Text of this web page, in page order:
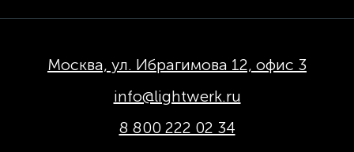
Москва, ул. Ибрагимова 12, офис 3
info@lightwerk.ru
8 800 222 02 34